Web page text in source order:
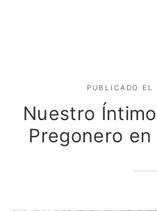
PUBLICADO EL
Nuestro
Pregonero
Asociación y
Solicitud
El